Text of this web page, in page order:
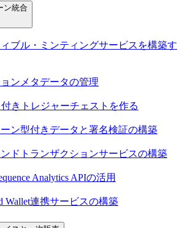
ン統合
ブル・ミンティングサービスを構築す
ンメタデータの管理
きトレジャーチェストを作る
ン型付きデータと署名検証の構築
ドトランザクションサービスの構築
Analytics APIの活用
Wallet連携サービスの構築